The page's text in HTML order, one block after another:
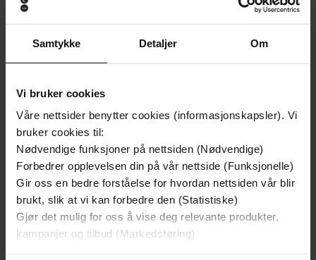
Samtykke Detaljer Om
Vi bruker cookies
Våre nettsider benytter cookies (informasjonskapsler). Vi
bruker cookies til:
Nødvendige funksjoner på nettsiden (Nødvendige)
Forbedrer opplevelsen din på vår nettside (Funksjonelle)
Gir oss en bedre forståelse for hvordan nettsiden vår blir
brukt, slik at vi kan forbedre den (Statistiske)
Gjør det mulig for oss å vise deg relevante produkter,
kampanjer og tilbud (Markedsføring)
199,-
Minnesota
Jo Nesbø
EBOK
349,-
Utskudd
Jørn Lier Horst